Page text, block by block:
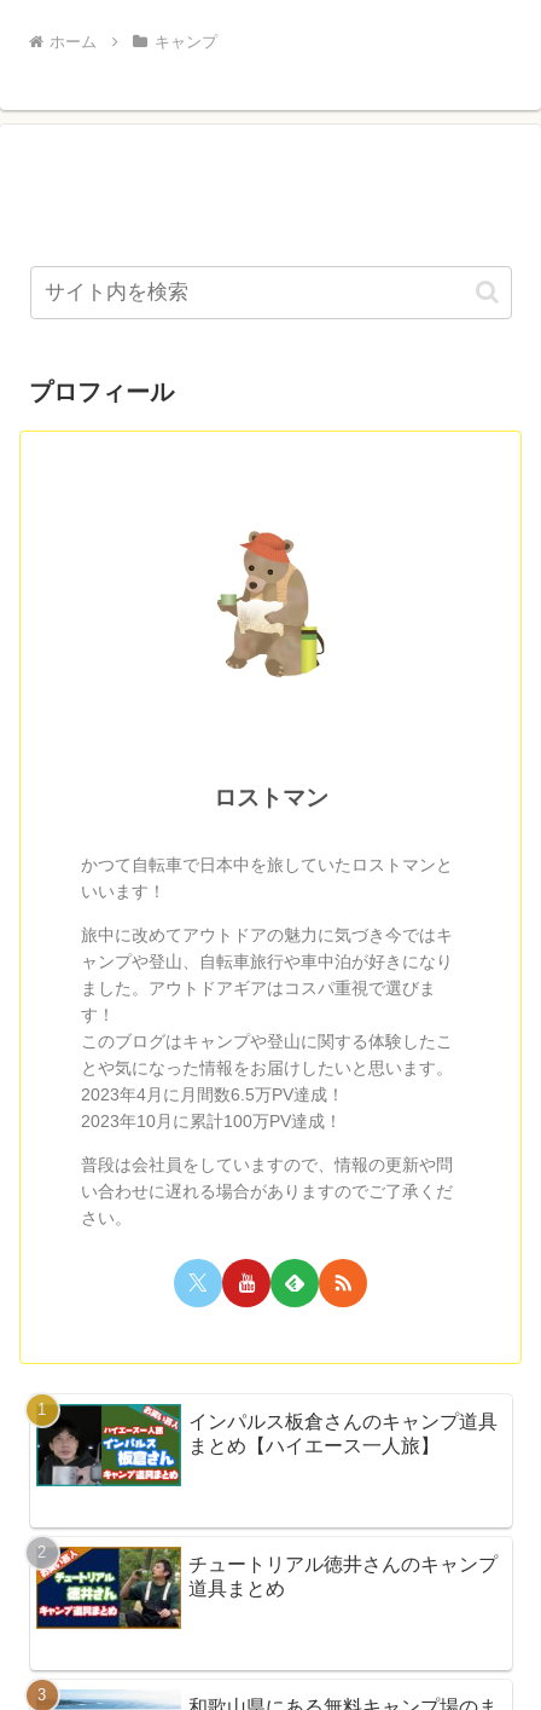
ホーム キャンプ
プロフィール
ロストマン
かつて自転車で日本中を旅していたロストマンと
いいます！
旅中に改めてアウトドアの魅力に気づき今ではキ
ャンプや登山、自転車旅行や車中泊が好きになり
ました。アウトドアギアはコスパ重視で選びま
す！
このブログはキャンプや登山に関する体験したこ
とや気になった情報をお届けしたいと思います。
2023年4月に月間数6.5万PV達成！
2023年10月に累計100万PV達成！
普段は会社員をしていますので、情報の更新や問
い合わせに遅れる場合がありますのでご了承くだ
さい。
インパルス板倉さんのキャンプ道具
まとめ【ハイエース一人旅】
チュートリアル徳井さんのキャンプ
道具まとめ